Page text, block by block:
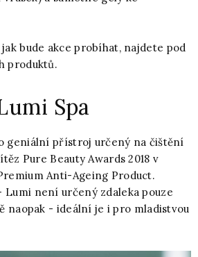
bude akce probíhat, najdete pod
produktů.
Spa
geniální přístroj určený na čištění
Pure Beauty Awards 2018 v
Anti-Ageing Product.
Lumi není určený zdaleka pouze
naopak - ideální je i pro mladistvou